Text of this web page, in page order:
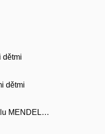
dětmi
dětmi
MENDEL…